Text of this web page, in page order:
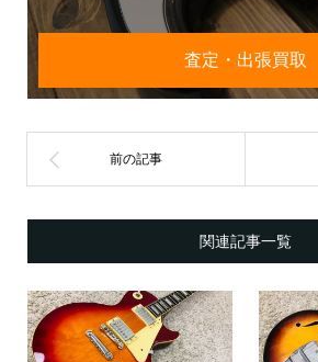
査定・出張買取
関連記事一覧